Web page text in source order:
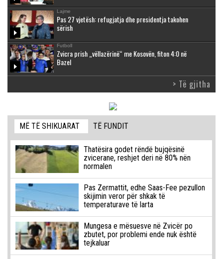
Lajme
Pas 27 vjetësh: refugjatja dhe presidentja takohen
sërish
Futboll
Zvicra prish „vëllazërinë“ me Kosovën, fiton 4:0 në
Bazel
> Të gjitha
MË TË SHIKUARAT TË FUNDIT
Thatësira godet rëndë bujqësinë
zvicerane, reshjet deri në 80% nën
normalen
Pas Zermattit, edhe Saas-Fee pezullon
skijimin veror për shkak të
temperaturave të larta
Mungesa e mësuesve në Zvicër po
zbutet, por problemi ende nuk është
tejkaluar